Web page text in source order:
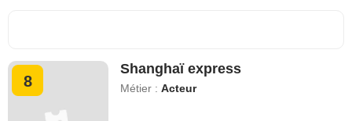
8
Shanghaï express
Métier :Acteur